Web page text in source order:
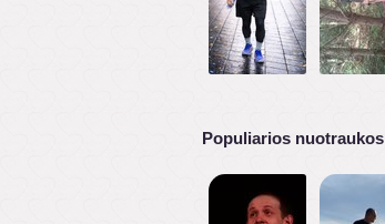
Populiarios nuotraukos